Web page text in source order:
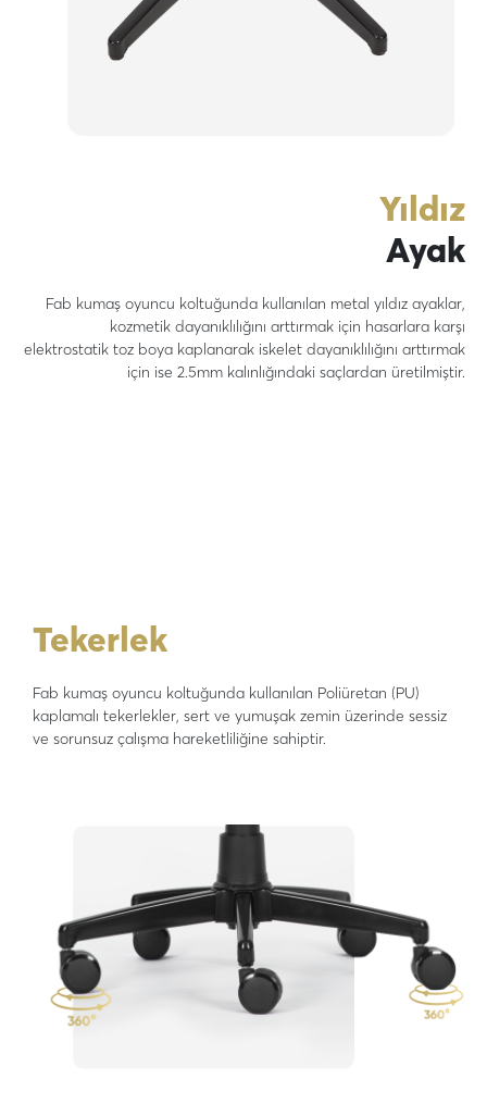
Yıldız
Ayak
Fab kumaş oyuncu koltuğunda kullanılan metal yıldız ayaklar,
kozmetik dayanıklılığını arttırmak için hasarlara karşı
elektrostatik toz boya kaplanarak iskelet dayanıklılığını arttırmak
için ise 2.5mm kalınlığındaki saçlardan üretilmiştir.
Tekerlek
Fab kumaş oyuncu koltuğunda kullanılan Poliüretan (PU)
kaplamalı tekerlekler, sert ve yumuşak zemin üzerinde sessiz
ve sorunsuz çalışma hareketliliğine sahiptir.